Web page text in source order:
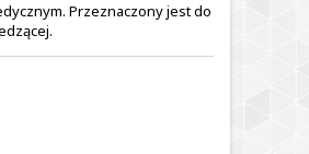
Przeznaczony jest do